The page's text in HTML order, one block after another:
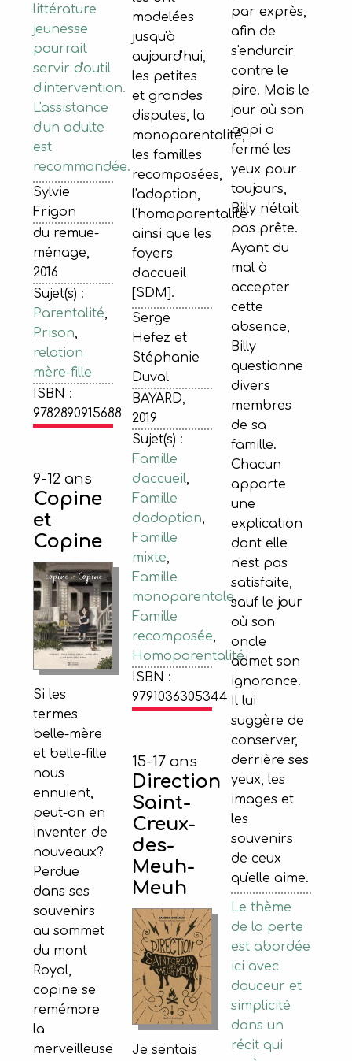
littérature
jeunesse
pourrait
servir d'outil
d'intervention.
L'assistance
d'un adulte
est
recommandée.
Sylvie
Frigon
du remue-
ménage,
2016
Sujet(s) :
Parentalité,
Prison,
relation
mère-fille
ISBN :
9782890915688
9-12 ans
Copine
et
Copine
Si les
termes
belle-mère
et belle-fille
nous
ennuient,
peut-on en
inventer de
nouveaux?
Perdue
dans ses
souvenirs
au sommet
du mont
Royal,
copine se
remémore
la
merveilleuse
modelées
jusqu'à
aujourd'hui,
les petites
et grandes
disputes, la
monoparentalité,
les familles
recomposées,
l'adoption,
l'homoparentalité
ainsi que les
foyers
d'accueil
[SDM].
Serge
Hefez et
Stéphanie
Duval
BAYARD,
2019
Sujet(s) :
Famille
d'accueil,
Famille
d'adoption,
Famille
mixte,
Famille
monoparentale,
Famille
recomposée,
Homoparentalité
ISBN :
9791036305344
par exprès,
afin de
s'endurcir
contre le
pire. Mais le
jour où son
papi a
fermé les
yeux pour
toujours,
Billy n'était
pas prête.
Ayant du
mal à
accepter
cette
absence,
Billy
questionne
divers
membres
de sa
famille.
Chacun
apporte
une
explication
dont elle
n'est pas
satisfaite,
sauf le jour
où son
oncle
admet son
ignorance.
Il lui
suggère de
conserver,
derrière ses
yeux, les
images et
les
souvenirs
de ceux
qu'elle aime.
Le thème
de la perte
est abordée
ici avec
douceur et
simplicité
dans un
récit qui
15-17 ans
Direction
Saint-
Creux-
des-
Meuh-
Meuh
Je sentais